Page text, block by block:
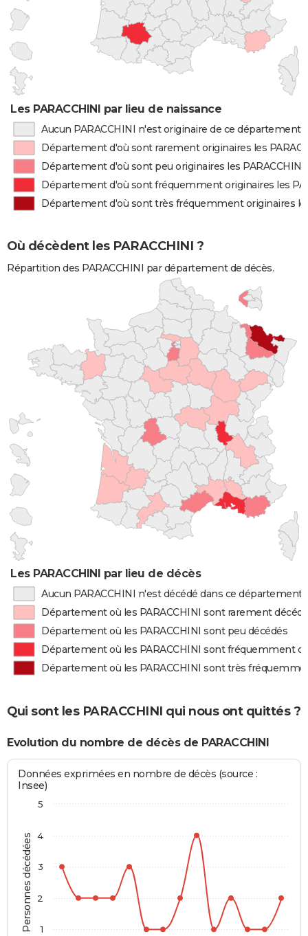
Les PARACCHINI par lieu de naissance
Aucun PARACCHINI n'est originaire de ce département
Département d'où sont rarement originaires les
Département d'où sont peu originaires les PARACCHINI
Département d'où sont fréquemment originaires les
Département d'où sont très fréquemment originaires
Où décèdent les PARACCHINI ?
Répartition des PARACCHINI par département de décès.
Les PARACCHINI par lieu de décès
Aucun PARACCHINI n'est décédé dans ce département
Département où les PARACCHINI sont rarement
Département où les PARACCHINI sont peu décédés
Département où les PARACCHINI sont fréquemment
Département où les PARACCHINI sont très
Qui sont les PARACCHINI qui nous ont quittés ?
Evolution du nombre de décès de PARACCHINI
Personnes décédées
Données exprimées en nombre de décès (source :
Insee)
1
2
3
4
5